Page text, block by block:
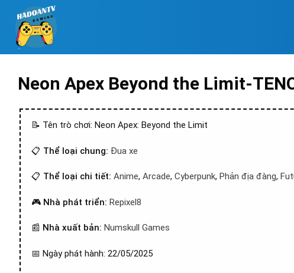
Neon Apex Beyond the Limit-
📝 Tên trò chơi: Neon Apex: Beyond the Limit
📋 Thể loại chung: Đua xe
📋 Thể loại chi tiết: Anime, Arcade, Cyberpunk, Phản địa đàng,
🎮 Nhà phát triển: Repixel8
📰 Nhà xuất bản: Numskull Games
📅 Ngày phát hành: 22/05/2025